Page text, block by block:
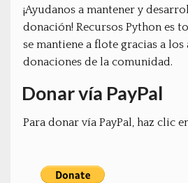
¡Ayudanos a mantener y
donación! Recursos Python es
se mantiene a flote gracias a los
donaciones de la comunidad.
Donar vía PayPal
Para donar vía PayPal, haz clic